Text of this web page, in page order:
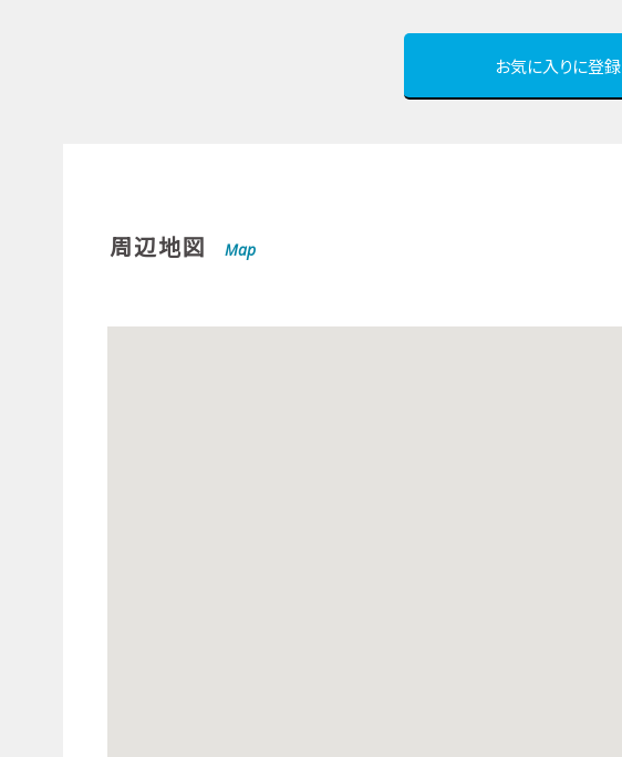
お気に入りに登録
周辺地図 Map